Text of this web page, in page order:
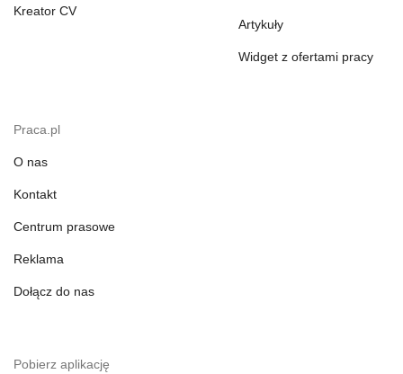
Kreator CV
Artykuły
Widget z ofertami pracy
Praca.pl
O nas
Kontakt
Centrum prasowe
Reklama
Dołącz do nas
Pobierz aplikację